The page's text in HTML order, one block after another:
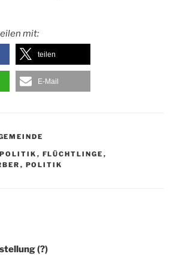
mit:
teilen
E-Mail
, FLÜCHTLINGE ,
, POLITIK
(?)